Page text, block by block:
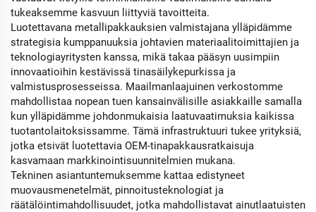
tukeaksemme kasvuun liittyviä tavoitteita.
Luotettavana metallipakkauksien valmistajana ylläpidämme
strategisia kumppanuuksia johtavien materiaalitoimittajien ja
teknologiayritysten kanssa, mikä takaa pääsyn uusimpiin
innovaatioihin kestävissä tinasäilykepurkissa ja
valmistusprosesseissa. Maailmanlaajuinen verkostomme
mahdollistaa nopean tuen kansainvälisille asiakkaille samalla
kun ylläpidämme johdonmukaisia laatuvaatimuksia kaikissa
tuotantolaitoksissamme. Tämä infrastruktuuri tukee yrityksiä,
jotka etsivät luotettavia OEM-tinapakkausratkaisuja
kasvamaan markkinointisuunnitelmien mukana.
Tekninen asiantuntemuksemme kattaa edistyneet
muovausmenetelmät, pinnoitusteknologiat ja
räätälöintimahdollisuudet, jotka mahdollistavat ainutlaatuisten